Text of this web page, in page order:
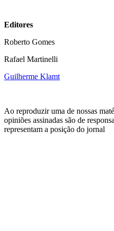
Editores
Roberto Gomes
Rafael Martinelli
Guilherme Klamt
Ao reproduzir uma de nossas
opiniões assinadas são de
representam a posição do jornal